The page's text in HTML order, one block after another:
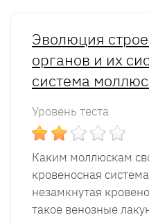
Эволюция
органов и их
система
Уровень теста
Каким моллюскам
кровеносная
незамкнутая
такое венозные